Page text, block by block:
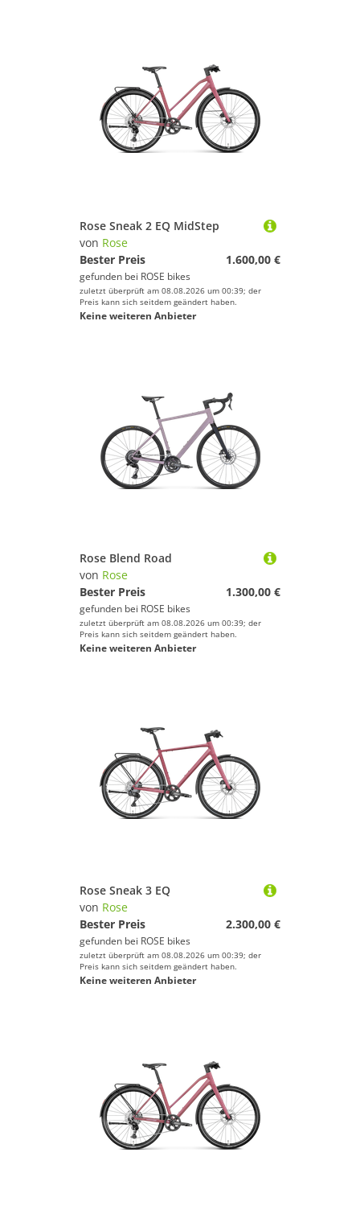
Rose Sneak 2 EQ MidStep
von Rose
Bester Preis
1.600,00 €
gefunden bei ROSE bikes
zuletzt überprüft am 08.08.2026 um 00:39; der
Preis kann sich seitdem geändert haben.
Keine weiteren Anbieter
Rose Blend Road
von Rose
Bester Preis
1.300,00 €
gefunden bei ROSE bikes
zuletzt überprüft am 08.08.2026 um 00:39; der
Preis kann sich seitdem geändert haben.
Keine weiteren Anbieter
Rose Sneak 3 EQ
von Rose
Bester Preis
2.300,00 €
gefunden bei ROSE bikes
zuletzt überprüft am 08.08.2026 um 00:39; der
Preis kann sich seitdem geändert haben.
Keine weiteren Anbieter